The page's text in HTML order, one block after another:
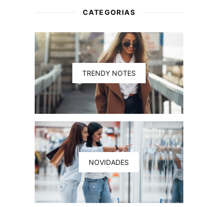
CATEGORIAS
TRENDY NOTES
NOVIDADES